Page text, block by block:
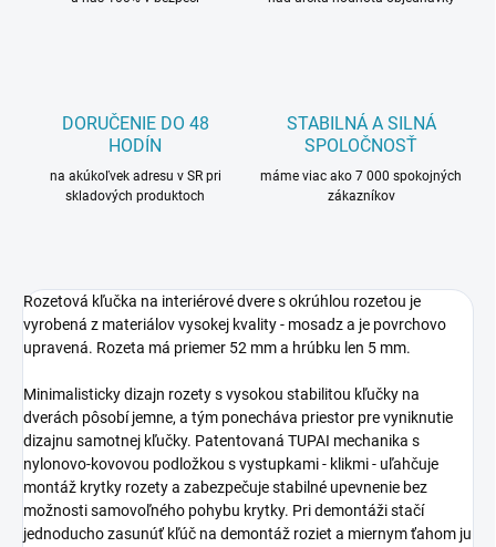
DORUČENIE DO 48
HODÍN
na akúkoľvek adresu v SR pri
skladových produktoch
STABILNÁ A SILNÁ
SPOLOČNOSŤ
máme viac ako 7 000 spokojných
zákazníkov
Rozetová kľučka na interiérové dvere s okrúhlou rozetou je
vyrobená z materiálov vysokej kvality - mosadz a je povrchovo
upravená. Rozeta má priemer 52 mm a hrúbku len 5 mm.
Minimalisticky dizajn rozety s vysokou stabilitou kľučky na
dverách pôsobí jemne, a tým ponecháva priestor pre vyniknutie
dizajnu samotnej kľučky. Patentovaná TUPAI mechanika s
nylonovo-kovovou podložkou s vystupkami - klikmi - uľahčuje
montáž krytky rozety a zabezpečuje stabilné upevnenie bez
možnosti samovoľného pohybu krytky. Pri demontáži stačí
jednoducho zasunúť kľúč na demontáž roziet a miernym ťahom ju